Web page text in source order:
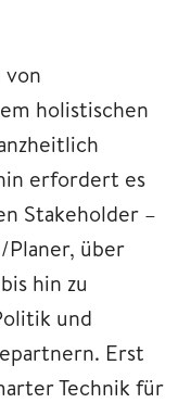
von
holistischen
erfordert es
Stakeholder –
über
hin zu
und
Erst
Technik für